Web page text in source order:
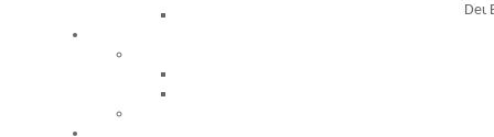
Besucher seit 20.09.1999: 19453956